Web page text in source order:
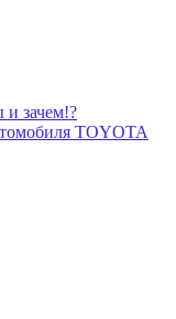
и зачем!?
TOYOTA